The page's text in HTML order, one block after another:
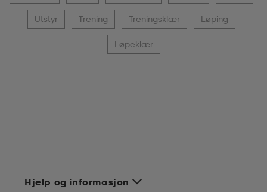
Utstyr Trening Treningsklær Løping
Løpeklær
Hjelp og informasjon